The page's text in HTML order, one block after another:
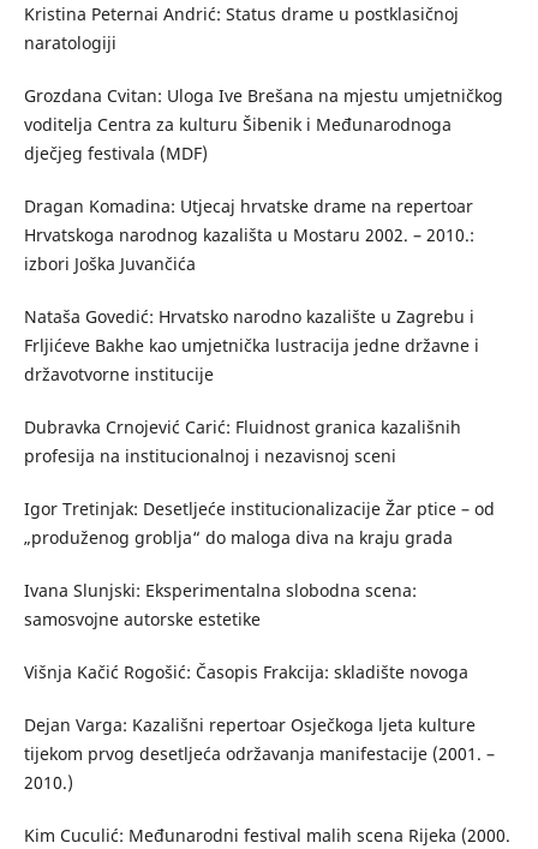
Kristina Peternai Andrić: Status drame u postklasičnoj
naratologiji
Grozdana Cvitan: Uloga Ive Brešana na mjestu umjetničkog
voditelja Centra za kulturu Šibenik i Međunarodnoga
dječjeg festivala (MDF)
Dragan Komadina: Utjecaj hrvatske drame na repertoar
Hrvatskoga narodnog kazališta u Mostaru 2002. – 2010.:
izbori Joška Juvančića
Nataša Govedić: Hrvatsko narodno kazalište u Zagrebu i
Frljićeve Bakhe kao umjetnička lustracija jedne državne i
državotvorne institucije
Dubravka Crnojević Carić: Fluidnost granica kazališnih
profesija na institucionalnoj i nezavisnoj sceni
Igor Tretinjak: Desetljeće institucionalizacije Žar ptice – od
„produženog groblja“ do maloga diva na kraju grada
Ivana Slunjski: Eksperimentalna slobodna scena:
samosvojne autorske estetike
Višnja Kačić Rogošić: Časopis Frakcija: skladište novoga
Dejan Varga: Kazališni repertoar Osječkoga ljeta kulture
tijekom prvog desetljeća održavanja manifestacije (2001. –
2010.)
Kim Cuculić: Međunarodni festival malih scena Rijeka (2000.